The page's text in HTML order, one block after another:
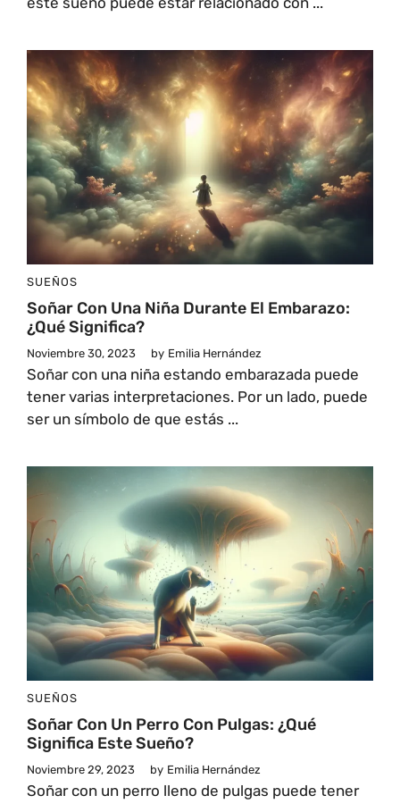
SUEÑOS
Soñar Con Una Niña Durante El Embarazo:
¿Qué Significa?
Noviembre 30, 2023 by Emilia Hernández
Soñar con una niña estando embarazada puede
tener varias interpretaciones. Por un lado, puede
ser un símbolo de que estás ...
SUEÑOS
Soñar Con Un Perro Con Pulgas: ¿Qué
Significa Este Sueño?
Noviembre 29, 2023 by Emilia Hernández
Soñar con un perro lleno de pulgas puede tener